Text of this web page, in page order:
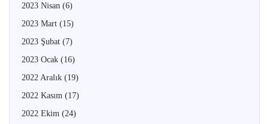
2023 Nisan (6)
2023 Mart (15)
2023 Şubat (7)
2023 Ocak (16)
2022 Aralık (19)
2022 Kasım (17)
2022 Ekim (24)